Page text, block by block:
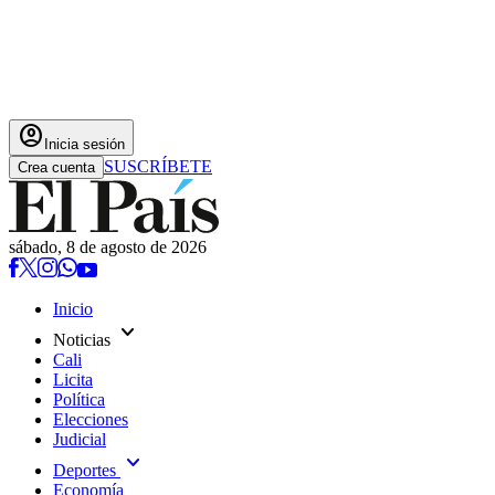
account_circle Inicia sesión
Crea cuenta SUSCRÍBETE
sábado, 8 de agosto de 2026
Inicio
Noticias expand_more
Cali
Licita
Política
Elecciones
Judicial
Deportes expand_more
Economía